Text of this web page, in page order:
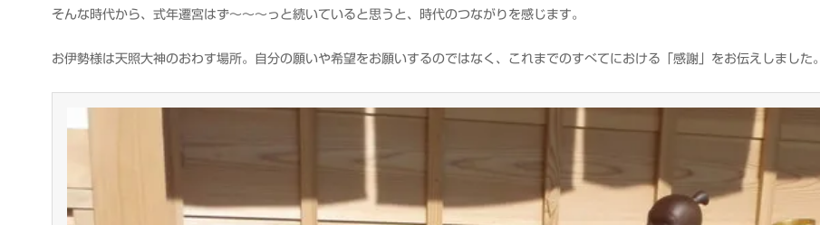
そんな時代から、式年遷宮はず～～～っと続いていると思うと、時代のつながりを感じます。
お伊勢様は天照大神のおわす場所。自分の願いや希望をお願いするのではなく、これまでのすべてにおける「感謝」をお伝えしました。